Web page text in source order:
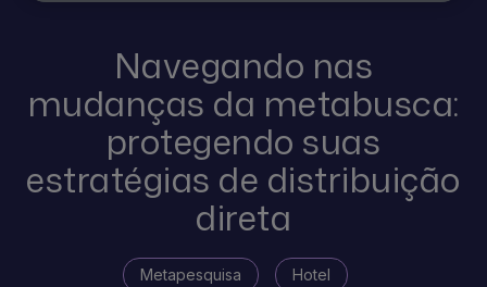
Navegando nas
mudanças da metabusca:
protegendo suas
estratégias de distribuição
direta
Metapesquisa Hotel